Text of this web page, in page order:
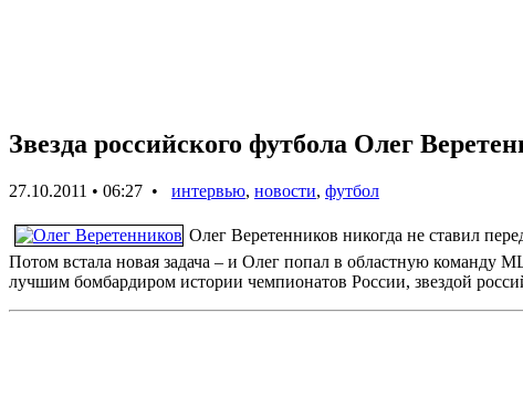
Звезда российского футбола Олег
27.10.2011 • 06:27 • интервью, новости, футбол
Олег Веретенников никогда не ставил
Потом встала новая задача – и Олег попал в областную команду
лучшим бомбардиром истории чемпионатов России, звездой